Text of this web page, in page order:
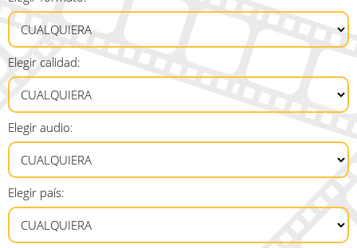
Elegir calidad:
Elegir audio:
Elegir país: